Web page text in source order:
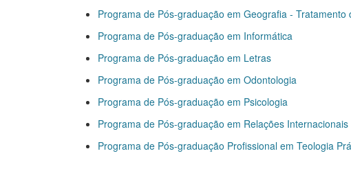
Programa de Pós-graduação em Geografia - Tratamento
Programa de Pós-graduação em Informática
Programa de Pós-graduação em Letras
Programa de Pós-graduação em Odontologia
Programa de Pós-graduação em Psicologia
Programa de Pós-graduação em Relações Internacionais
Programa de Pós-graduação Profissional em Teologia